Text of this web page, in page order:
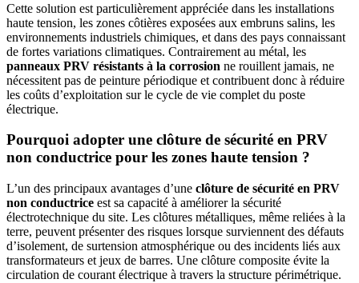
Cette solution est particulièrement appréciée dans les installations
haute tension, les zones côtières exposées aux embruns salins, les
environnements industriels chimiques, et dans des pays connaissant
de fortes variations climatiques. Contrairement au métal, les
panneaux PRV résistants à la corrosion ne rouillent jamais, ne
nécessitent pas de peinture périodique et contribuent donc à réduire
les coûts d’exploitation sur le cycle de vie complet du poste
électrique.
Pourquoi adopter une clôture de sécurité en PRV
non conductrice pour les zones haute tension ?
L’un des principaux avantages d’une clôture de sécurité en PRV
non conductrice est sa capacité à améliorer la sécurité
électrotechnique du site. Les clôtures métalliques, même reliées à la
terre, peuvent présenter des risques lorsque surviennent des défauts
d’isolement, de surtension atmosphérique ou des incidents liés aux
transformateurs et jeux de barres. Une clôture composite évite la
circulation de courant électrique à travers la structure périmétrique.